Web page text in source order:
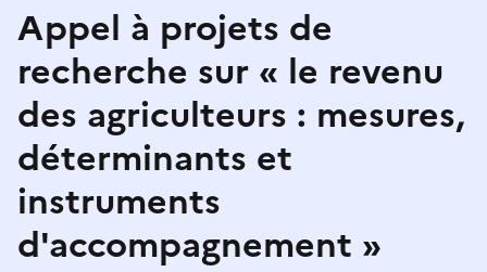
Appel à projets de
recherche sur « le revenu
des agriculteurs : mesures,
déterminants et
instruments
d'accompagnement »